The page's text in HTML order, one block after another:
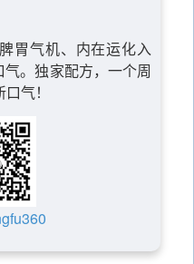
胃气机、内在运化入
。独家配方，一个周
气！